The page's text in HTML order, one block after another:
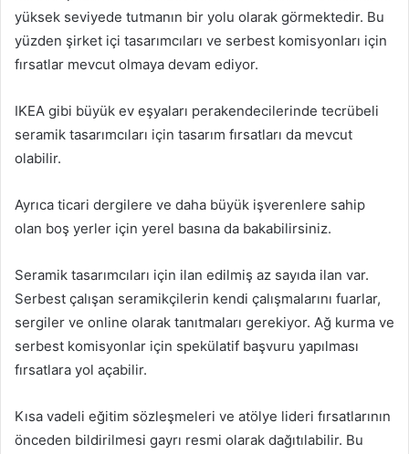
yüksek seviyede tutmanın bir yolu olarak görmektedir. Bu
yüzden şirket içi tasarımcıları ve serbest komisyonları için
fırsatlar mevcut olmaya devam ediyor.
IKEA gibi büyük ev eşyaları perakendecilerinde tecrübeli
seramik tasarımcıları için tasarım fırsatları da mevcut
olabilir.
Ayrıca ticari dergilere ve daha büyük işverenlere sahip
olan boş yerler için yerel basına da bakabilirsiniz.
Seramik tasarımcıları için ilan edilmiş az sayıda ilan var.
Serbest çalışan seramikçilerin kendi çalışmalarını fuarlar,
sergiler ve online olarak tanıtmaları gerekiyor. Ağ kurma ve
serbest komisyonlar için spekülatif başvuru yapılması
fırsatlara yol açabilir.
Kısa vadeli eğitim sözleşmeleri ve atölye lideri fırsatlarının
önceden bildirilmesi gayrı resmi olarak dağıtılabilir. Bu